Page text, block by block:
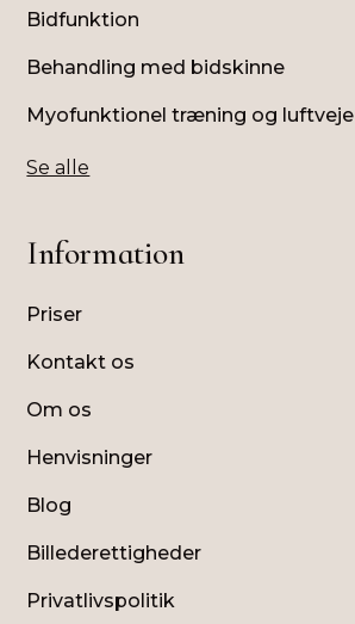
Bidfunktion
Behandling med bidskinne
Myofunktionel træning og luftveje
Se alle
Information
Priser
Kontakt os
Om os
Henvisninger
Blog
Billederettigheder
Privatlivspolitik